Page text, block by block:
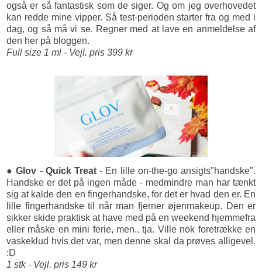
også er så fantastisk som de siger. Og om jeg overhovedet
kan redde mine vipper. Så test-perioden starter fra og med i
dag, og så må vi se. Regner med at lave en anmeldelse af
den her på bloggen.
Full size 1 ml - Vejl. pris 399 kr
● Glov - Quick Treat - En lille on-the-go ansigts"handske".
Handske er det på ingen måde - medmindre man har tænkt
sig at kalde den en fingerhandske, for det er hvad den er. En
lille fingerhandske til når man fjerner øjenmakeup. Den er
sikker skide praktisk at have med på en weekend hjemmefra
eller måske en mini ferie, men.. tja. Ville nok foretrække en
vaskeklud hvis det var, men denne skal da prøves alligevel.
:D
1 stk - Vejl. pris 149 kr